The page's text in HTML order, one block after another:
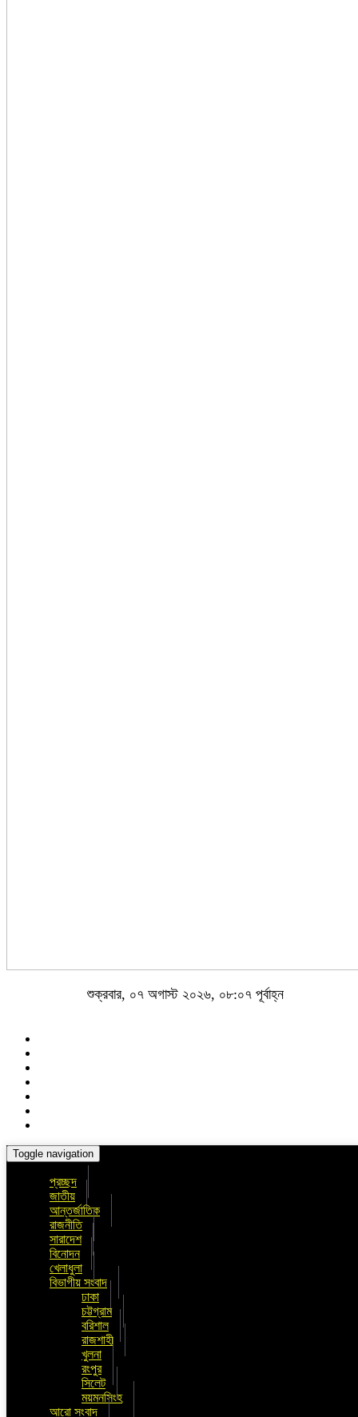
শুক্রবার, ০৭ অগাস্ট ২০২৬, ০৮:০৭ পূর্বাহ্ন
Toggle navigation
প্রচ্ছদ
জাতীয়
আন্তর্জাতিক
রাজনীতি
সারাদেশ
বিনোদন
খেলাধুলা
বিভাগীয় সংবাদ
ঢাকা
চট্টগ্রাম
বরিশাল
রাজশাহী
খুলনা
রংপুর
সিলেট
ময়মনসিংহ
আরো সংবাদ